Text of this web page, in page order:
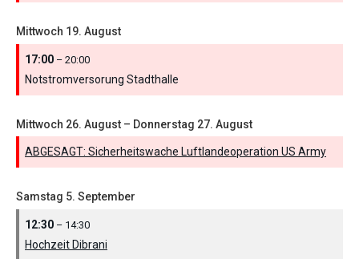
Mittwoch 19. August
17:00 – 20:00
Notstromversorung Stadthalle
Mittwoch 26. August – Donnerstag 27. August
ABGESAGT: Sicherheitswache Luftlandeoperation US Army
Samstag 5. September
12:30 – 14:30
Hochzeit Dibrani